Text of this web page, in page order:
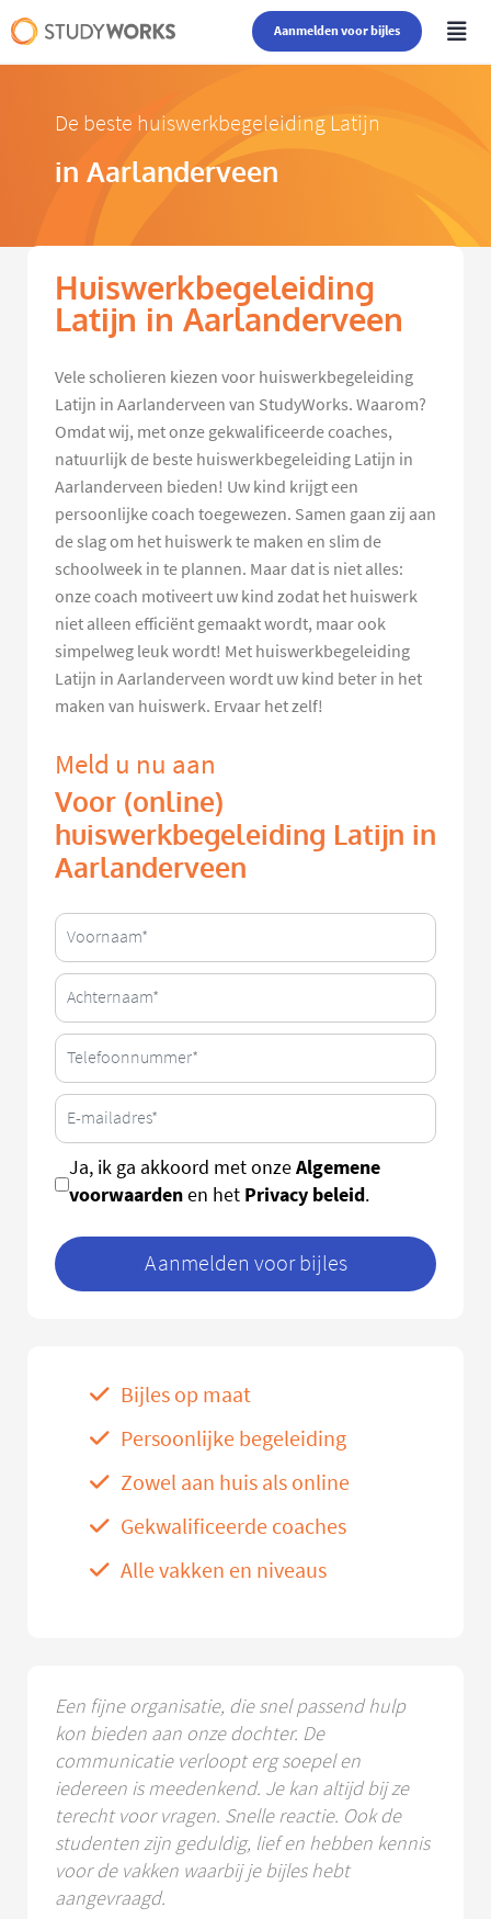
Aanmelden voor bijles
De beste huiswerkbegeleiding Latijn
in Aarlanderveen
Huiswerkbegeleiding
Latijn in Aarlanderveen
Vele scholieren kiezen voor huiswerkbegeleiding
Latijn in Aarlanderveen van StudyWorks. Waarom?
Omdat wij, met onze gekwalificeerde coaches,
natuurlijk de beste huiswerkbegeleiding Latijn in
Aarlanderveen bieden! Uw kind krijgt een
persoonlijke coach toegewezen. Samen gaan zij aan
de slag om het huiswerk te maken en slim de
schoolweek in te plannen. Maar dat is niet alles:
onze coach motiveert uw kind zodat het huiswerk
niet alleen efficiënt gemaakt wordt, maar ook
simpelweg leuk wordt! Met huiswerkbegeleiding
Latijn in Aarlanderveen wordt uw kind beter in het
maken van huiswerk. Ervaar het zelf!
Meld u nu aan
Voor (online)
huiswerkbegeleiding Latijn in
Aarlanderveen
Ja, ik ga akkoord met onzeAlgemene
voorwaardenen het Privacy beleid.
Aanmelden voor bijles
Bijles op maat
Persoonlijke begeleiding
Zowel aan huis als online
Gekwalificeerde coaches
Alle vakken en niveaus
Een fijne organisatie, die snel passend hulp
kon bieden aan onze dochter. De
communicatie verloopt erg soepel en
iedereen is meedenkend. Je kan altijd bij ze
terecht voor vragen. Snelle reactie. Ook de
studenten zijn geduldig, lief en hebben kennis
voor de vakken waarbij je bijles hebt
aangevraagd.